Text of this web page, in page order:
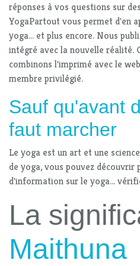
réponses à vos questions sur
YogaPartout vous permet d'en
yoga... et plus encore. Nous
intégré avec la nouvelle réalité.
combinons l'imprimé avec le
membre privilégié.
Sauf qu'avant
faut marcher
Le yoga est un art et une
de yoga, vous pouvez découvrir
d'information sur le yoga...
La
Maithuna